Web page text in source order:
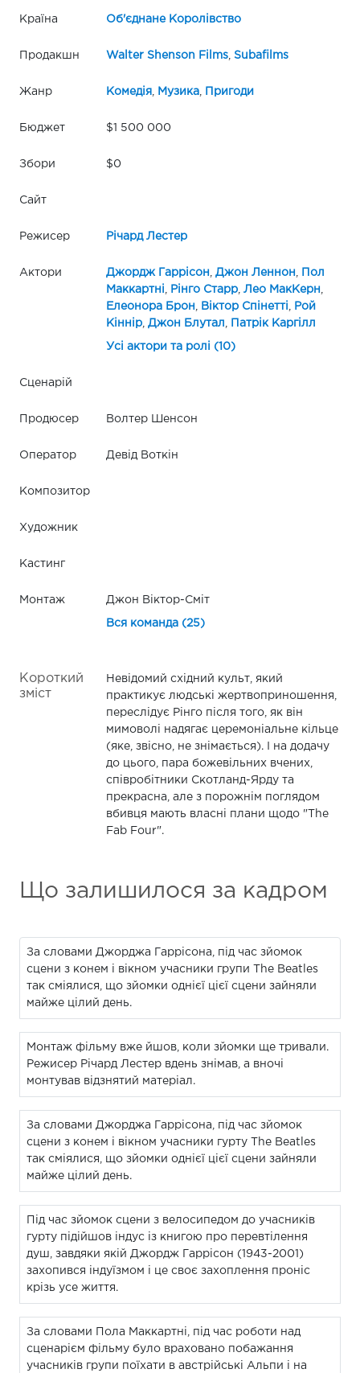
Країна Об'єднане Королівство
Продакшн Walter Shenson Films, Subafilms
Жанр Комедія, Музика, Пригоди
Бюджет $1 500 000
Збори $0
Сайт
Режисер Річард Лестер
Актори Джордж Гаррісон Джон Леннон
Пол
Маккартні
Рінго Старр, Лео МакКерн
Елеонора Брон
Віктор Спінетті
Рой
Кіннір, Джон Блутал Патрік Каргілл
Усі актори та ролі (10)
Сценарій
Продюсер Волтер Шенсон
Оператор Девід Воткін
Композитор
Художник
Кастинг
Монтаж Джон Віктор-Сміт
Вся команда (25)
Короткий
зміст
Невідомий східний культ, який
практикує людські жертвоприношення,
переслідує Рінго після того, як він
мимоволі надягає церемоніальне кільце
(яке, звісно, не знімається). І на додачу
до цього, пара божевільних вчених,
співробітники Скотланд-Ярду та
прекрасна, але з порожнім поглядом
вбивця мають власні плани щодо "The
Fab Four".
Що залишилося за кадром
За словами Джорджа Гаррісона, під час зйомок
сцени з конем і вікном учасники групи The Beatles
так сміялися, що зйомки однієї цієї сцени зайняли
майже цілий день.
Монтаж фільму вже йшов, коли зйомки ще тривали.
Режисер Річард Лестер вдень знімав, а вночі
монтував відзнятий матеріал.
За словами Джорджа Гаррісона, під час зйомок
сцени з конем і вікном учасники гурту The Beatles
так сміялися, що зйомки однієї цієї сцени зайняли
майже цілий день.
Під час зйомок сцени з велосипедом до учасників
гурту підійшов індус із книгою про перевтілення
душ, завдяки якій Джордж Гаррісон (1943-2001)
захопився індуїзмом і це своє захоплення проніс
крізь усе життя.
За словами Пола Маккартні, під час роботи над
сценарієм фільму було враховано побажання
учасників групи поїхати в австрійські Альпи і на